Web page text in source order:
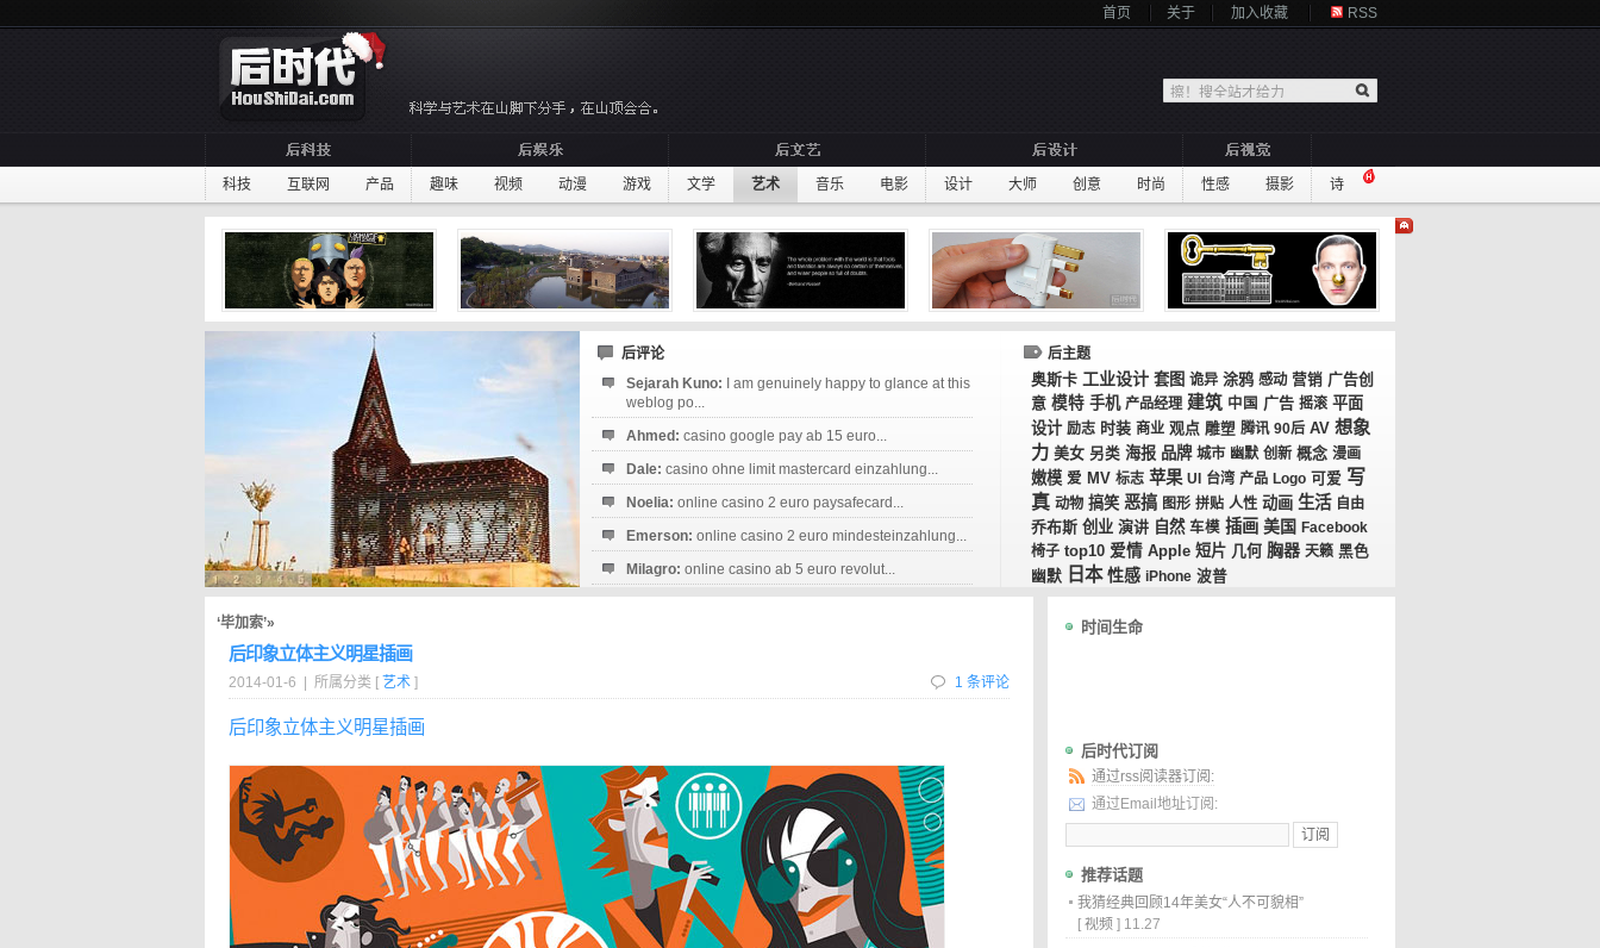
首页 关于 加入收藏 RSS
科技 互联网 产品 趣味 视频 动漫 游戏 文学 艺术 音乐 电影 设计 大师 创意 时尚 性感 摄影 诗
后评论
Sejarah Kuno:
I am genuinely happy to glance at this
weblog po...
Ahmed: casino google pay ab 15 euro...
Dale: casino ohne limit mastercard einzahlung...
Noelia: online casino 2 euro paysafecard...
Emerson: online casino 2 euro mindesteinzahlung...
Milagro: online casino ab 5 euro revolut...
后主题
奥斯卡 工业设计 套图 诡异 涂鸦 感动 营销 广告创
意 模特 手机 产品经理 建筑 中国 广告 摇滚 平面
设计 励志 时装 商业 观点 雕塑 腾讯 90后 AV 想象
力 美女 另类 海报 品牌 城市 幽默 创新 概念 漫画
嫩模 爱 MV 标志 苹果 UI 台湾 产品 Logo 可爱 写
真 动物 搞笑 恶搞 图形 拼贴 人性 动画 生活 自由
乔布斯 创业 演讲 自然 车模 插画 美国 Facebook
椅子 top10 爱情 Apple 短片 几何 胸器 天籁 黑色
幽默 日本 性感 iPhone 波普
‘毕加索’»
后印象立体主义明星插画
2014-01-6 | 所属分类 [ 艺术 ] 1 条评论
后印象立体主义明星插画
时间生命
后时代订阅
通过rss阅读器订阅:
通过Email地址订阅:
推荐话题
我猜经典回顾14年美女“人不可貌相”
[ 视频 ] 11.27